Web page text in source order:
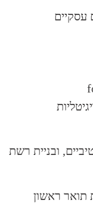
עסקיים
ובניית רשת
תואר ראשון